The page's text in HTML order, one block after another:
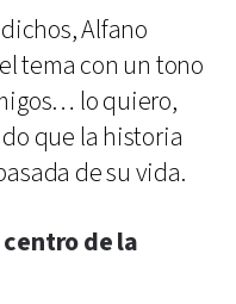
Alfano
tema con un tono
lo quiero,
que la historia
de su vida.
de la